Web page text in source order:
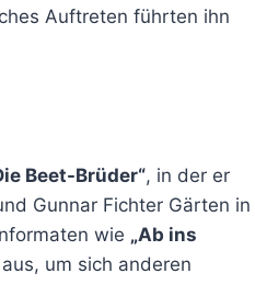
Auftreten führten ihn
Beet-Brüder“, in der er
Gunnar Fichter Gärten in
wie „Ab ins
um sich anderen